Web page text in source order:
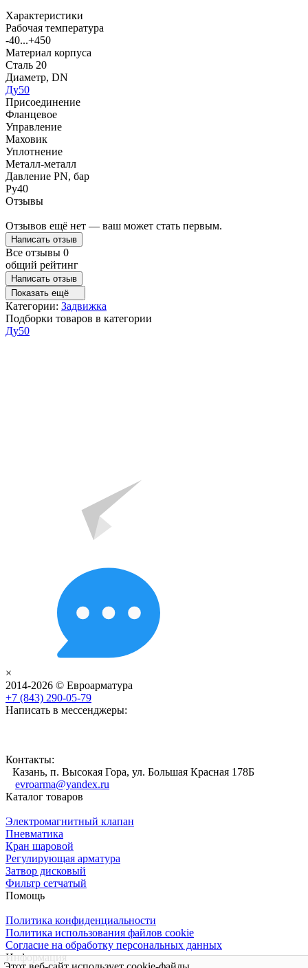
Характеристики
Рабочая температура
-40...+450
Материал корпуса
Сталь 20
Диаметр, DN
Ду50
Присоединение
Фланцевое
Управление
Маховик
Уплотнение
Металл-металл
Давление PN, бар
Ру40
Отзывы
Отзывов ещё нет — ваш может стать первым.
Написать отзыв
Все отзывы 0
общий рейтинг
Написать отзыв
Показать ещё
Категории: Задвижка
Подборки товаров в категории
Ду50
×
2014-2026 © Евроарматура
+7 (843) 290-05-79
Написать в мессенджеры:
Контакты:
Казань, п. Высокая Гора, ул. Большая Красная 178Б
evroarma@yandex.ru
Каталог товаров
Электромагнитный клапан
Пневматика
Кран шаровой
Регулирующая арматура
Затвор дисковый
Фильтр сетчатый
Помощь
Политика конфиденциальности
Политика использования файлов cookie
Согласие на обработку персональных данных
Информация